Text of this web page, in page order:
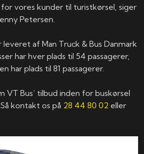
vores kunder til turistkørsel, siger
Petersen.
af Man Truck & Bus Danmark
har hver plads til 54 passagerer,
har plads til 81 passagerer.
VT Bus’ tilbud inden for buskørsel
kontakt os på 28 44 80 02 eller